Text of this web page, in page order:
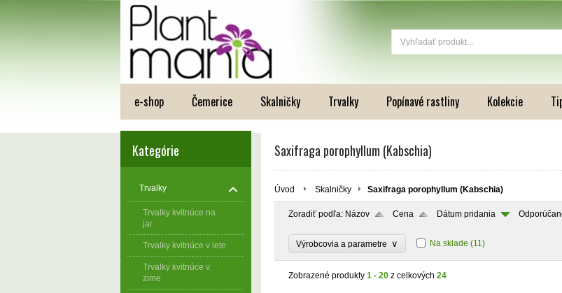
e-shop Čemerice Skalničky Trvalky Popínavé rastliny Kolekcie
Kategórie
Trvalky
Trvalky kvitnúce na
jar
Trvalky kvitnúce v lete
Trvalky kvitnúce v
zime
Saxifraga porophyllum (Kabschia)
Úvod Skalničky Saxifraga porophyllum (Kabschia)
Zoradiť podľa: Názov Cena Dátum pridania
Výrobcovia a parametre ∨ Na sklade (11)
Zobrazené produkty 1 - 20 z celkových 24